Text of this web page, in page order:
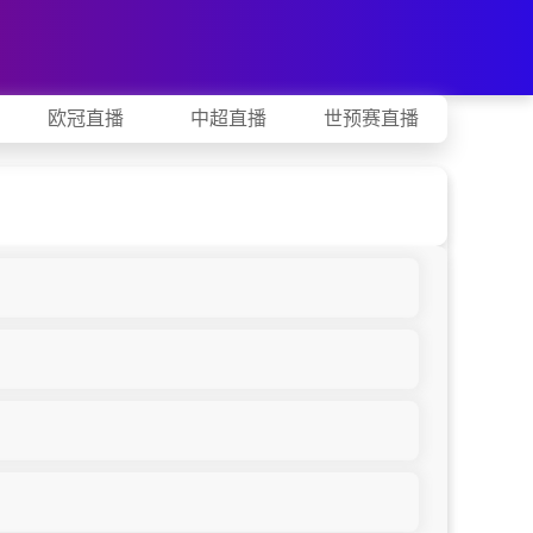
欧冠直播 中超直播 世预赛直播